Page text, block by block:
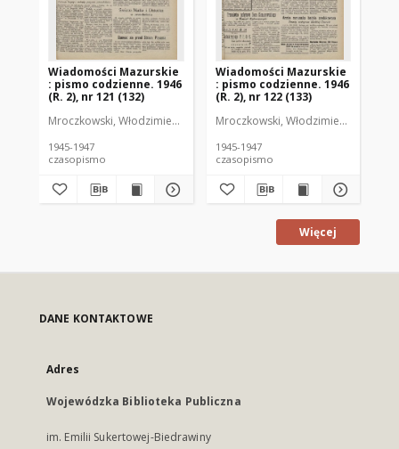
Wiadomości Mazurskie
: pismo codzienne. 1946
(R. 2), nr 121 (132)
Mroczkowski, Włodzimierz (1902-1971). Redaktor
1945-1947
czasopismo
Wiadomości Mazurskie
: pismo codzienne. 1946
(R. 2), nr 122 (133)
Mroczkowski, Włodzimierz (1902-
1945-1947
czasopismo
Więcej
DANE KONTAKTOWE
Adres
Wojewódzka Biblioteka Publiczna
im. Emilii Sukertowej-Biedrawiny